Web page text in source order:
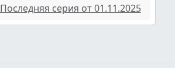
Последняя серия от 01.11.2025